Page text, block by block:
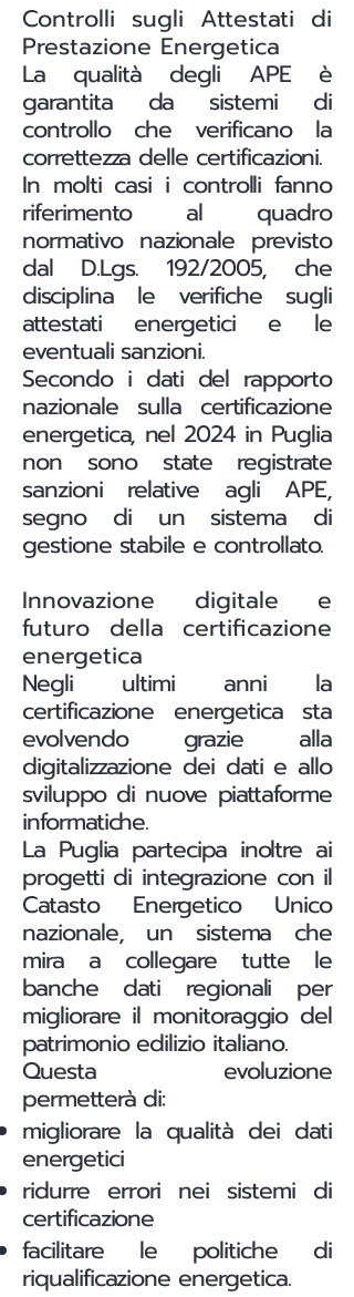
Controlli sugli Attestati di
Prestazione Energetica
La qualità degli APE è
garantita da sistemi di
controllo che verificano la
correttezza delle certificazioni.
In molti casi i controlli fanno
riferimento al quadro
normativo nazionale previsto
dal D.Lgs. 192/2005, che
disciplina le verifiche sugli
attestati energetici e le
eventuali sanzioni.
Secondo i dati del rapporto
nazionale sulla certificazione
energetica, nel 2024 in Puglia
non sono state registrate
sanzioni relative agli APE,
segno di un sistema di
gestione stabile e controllato.
Innovazione digitale e
futuro della certificazione
energetica
Negli ultimi anni la
certificazione energetica sta
evolvendo grazie alla
digitalizzazione dei dati e allo
sviluppo di nuove piattaforme
informatiche.
La Puglia partecipa inoltre ai
progetti di integrazione con il
Catasto Energetico Unico
nazionale, un sistema che
mira a collegare tutte le
banche dati regionali per
migliorare il monitoraggio del
patrimonio edilizio italiano.
Questa evoluzione
permetterà di:
migliorare la qualità dei dati
energetici
ridurre errori nei sistemi di
certificazione
facilitare le politiche di
riqualificazione energetica.